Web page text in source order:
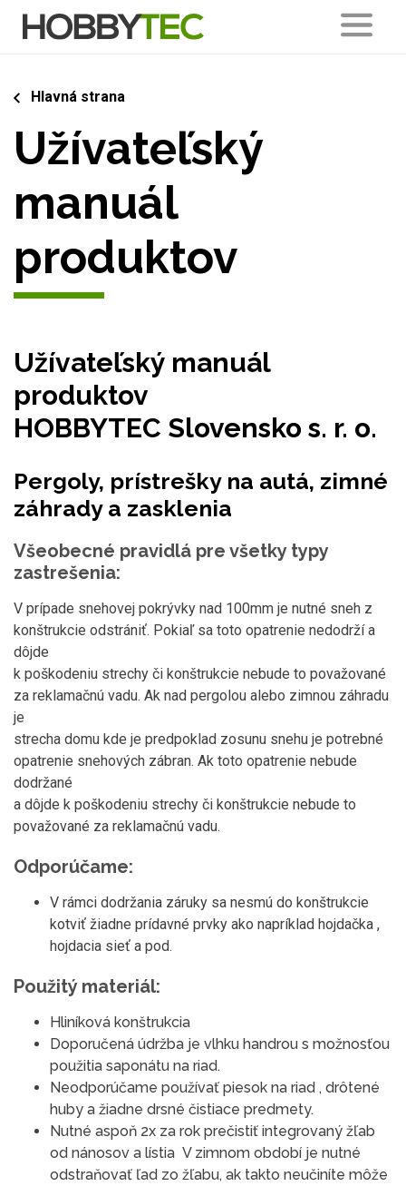
Hlavná strana
Užívateľský
manuál
produktov
Užívateľský manuál
produktov
HOBBYTEC Slovensko s. r. o.
Pergoly, prístrešky na autá, zimné
záhrady a zasklenia
Všeobecné pravidlá pre všetky typy
zastrešenia:
V prípade snehovej pokrývky nad 100mm je nutné sneh z
konštrukcie odstrániť. Pokiaľ sa toto opatrenie nedodrží a
dôjde
k poškodeniu strechy či konštrukcie nebude to považované
za reklamačnú vadu. Ak nad pergolou alebo zimnou záhradu
je
strecha domu kde je predpoklad zosunu snehu je potrebné
opatrenie snehových zábran. Ak toto opatrenie nebude
dodržané
a dôjde k poškodeniu strechy či konštrukcie nebude to
považované za reklamačnú vadu.
Odporúčame:
V rámci dodržania záruky sa nesmú do konštrukcie
kotviť žiadne prídavné prvky ako napríklad hojdačka ,
hojdacia sieť a pod.
Použitý materiál:
Hliníková konštrukcia
Doporučená údržba je vlhku handrou s možnosťou
použitia saponátu na riad.
Neodporúčame používať piesok na riad , drôtené
huby a žiadne drsné čistiace predmety.
Nutné aspoň 2x za rok prečistiť integrovaný žľab
od nánosov a lístia V zimnom období je nutné
odstraňovať ľad zo žľabu, ak takto neučiníte môže